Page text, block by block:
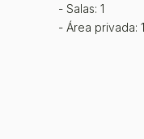
- Salas: 1
- Área privada: